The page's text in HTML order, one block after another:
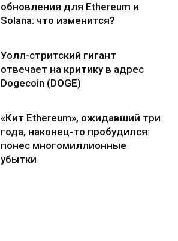
обновления для Ethereum и
Solana: что изменится?
Уолл-стритский гигант
отвечает на критику в адрес
Dogecoin (DOGE)
«Кит Ethereum», ожидавший три
года, наконец-то пробудился:
понес многомиллионные
убытки